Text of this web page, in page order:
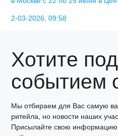
2-03-2026, 09:58
Хотите
событием
Мы отбираем для Вас самую
ритейла, но новости наших
Присылайте свою информацию